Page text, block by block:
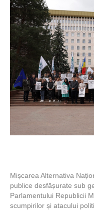
Mișcarea Alternativa
publice desfășurate sub
Parlamentului Republicii
scumpirilor și atacului